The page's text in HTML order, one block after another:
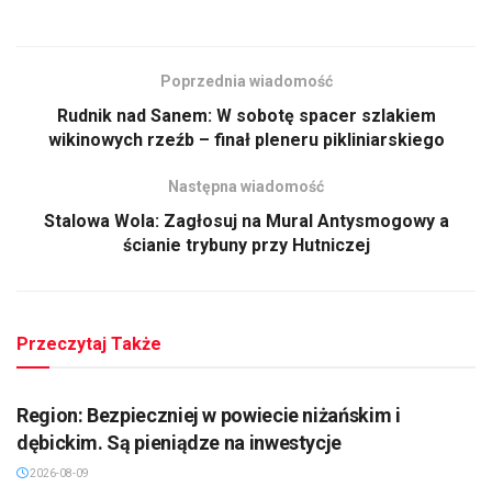
Poprzednia wiadomość
Rudnik nad Sanem: W sobotę spacer szlakiem
wikinowych rzeźb – finał pleneru pikliniarskiego
Następna wiadomość
Stalowa Wola: Zagłosuj na Mural Antysmogowy a
ścianie trybuny przy Hutniczej
Przeczytaj Także
MIELEC/DĘBICA/KOLBUSZOWA
Region: Bezpieczniej w powiecie niżańskim i
dębickim. Są pieniądze na inwestycje
2026-08-09